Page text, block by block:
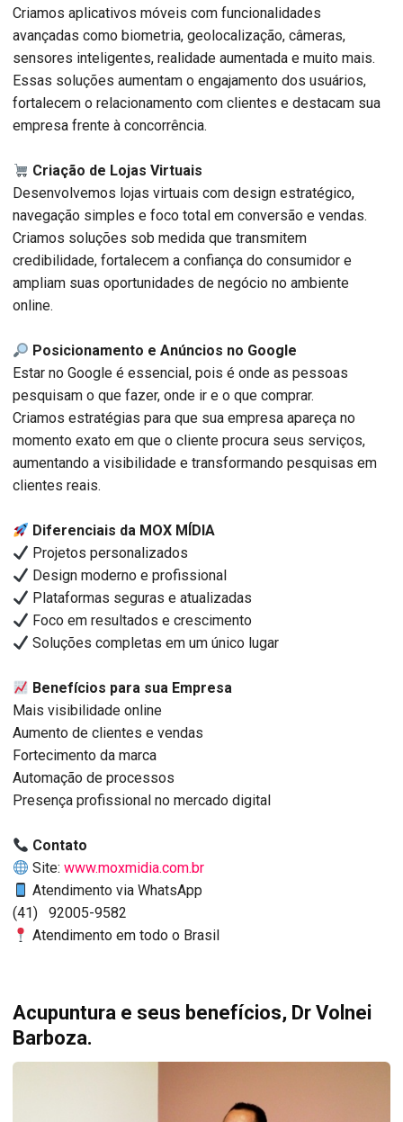
Criamos aplicativos móveis com funcionalidades
avançadas como biometria, geolocalização, câmeras,
sensores inteligentes, realidade aumentada e muito mais.
Essas soluções aumentam o engajamento dos usuários,
fortalecem o relacionamento com clientes e destacam sua
empresa frente à concorrência.
Criação de Lojas Virtuais
Desenvolvemos lojas virtuais com design estratégico,
navegação simples e foco total em conversão e vendas.
Criamos soluções sob medida que transmitem
credibilidade, fortalecem a confiança do consumidor e
ampliam suas oportunidades de negócio no ambiente
online.
Posicionamento e Anúncios no Google
Estar no Google é essencial, pois é onde as pessoas
pesquisam o que fazer, onde ir e o que comprar.
Criamos estratégias para que sua empresa apareça no
momento exato em que o cliente procura seus serviços,
aumentando a visibilidade e transformando pesquisas em
clientes reais.
Diferenciais da MOX MÍDIA
Projetos personalizados
Design moderno e profissional
Plataformas seguras e atualizadas
Foco em resultados e crescimento
Soluções completas em um único lugar
Benefícios para sua Empresa
Mais visibilidade online
Aumento de clientes e vendas
Fortecimento da marca
Automação de processos
Presença profissional no mercado digital
Contato
Site:www.moxmidia.com.br
Atendimento via WhatsApp
(41) 92005-9582
Atendimento em todo o Brasil
Acupuntura e seus benefícios, Dr Volnei
Barboza.